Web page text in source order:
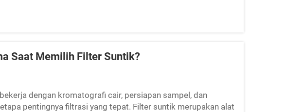
Saat Memilih Filter Suntik?
dengan kromatografi cair, persiapan sampel, dan
pentingnya filtrasi yang tepat. Filter suntik merupakan alat